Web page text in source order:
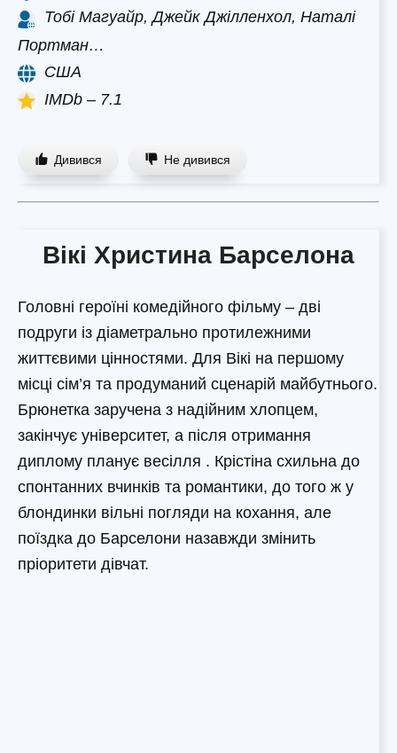
Тобі Магуайр, Джейк Джілленхол, Наталі
Портман…
США
IMDb – 7.1
Дивився Не дивився
Вікі Христина Барселона
Головні героїні комедійного фільму – дві
подруги із діаметрально протилежними
життєвими цінностями. Для Вікі на першому
місці сім’я та продуманий сценарій майбутнього.
Брюнетка заручена з надійним хлопцем,
закінчує університет, а після отримання
диплому планує весілля . Крістіна схильна до
спонтанних вчинків та романтики, до того ж у
блондинки вільні погляди на кохання, але
поїздка до Барселони назавжди змінить
пріоритети дівчат.